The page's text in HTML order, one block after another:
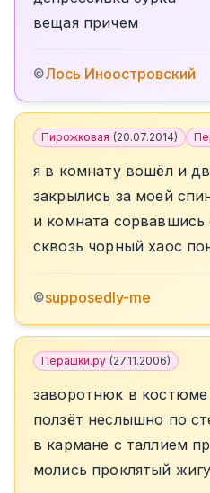
вещая причем
©Лось Иноостровский
Пирожковая (20.07.2014)
я в комнату вошёл и
закрылись за моей
и комната сорвавшись
сквозь чорный хаос
©supposedly-me
Перашки.ру (27.11.2006)
заворотнюк в
ползёт неслышно по
в кармане с таллием
молись проклятый